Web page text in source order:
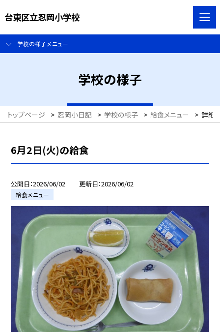
台東区立忍岡小学校
学校の様子メニュー
学校の様子
トップページ > 忍岡小日記 > 学校の様子 > 給食メニュー > 詳細
6月2日(火)の給食
公開日 2026/06/02 更新日 2026/06/02
給食メニュー